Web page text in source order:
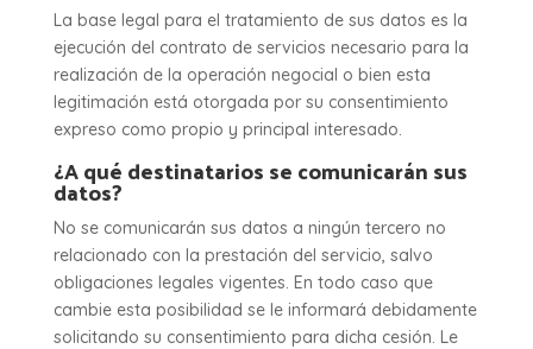
La base legal para el tratamiento de sus datos es la
ejecución del contrato de servicios necesario para la
realización de la operación negocial o bien esta
legitimación está otorgada por su consentimiento
expreso como propio y principal interesado.
¿A qué destinatarios se comunicarán sus
datos?
No se comunicarán sus datos a ningún tercero no
relacionado con la prestación del servicio, salvo
obligaciones legales vigentes. En todo caso que
cambie esta posibilidad se le informará debidamente
solicitando su consentimiento para dicha cesión. Le